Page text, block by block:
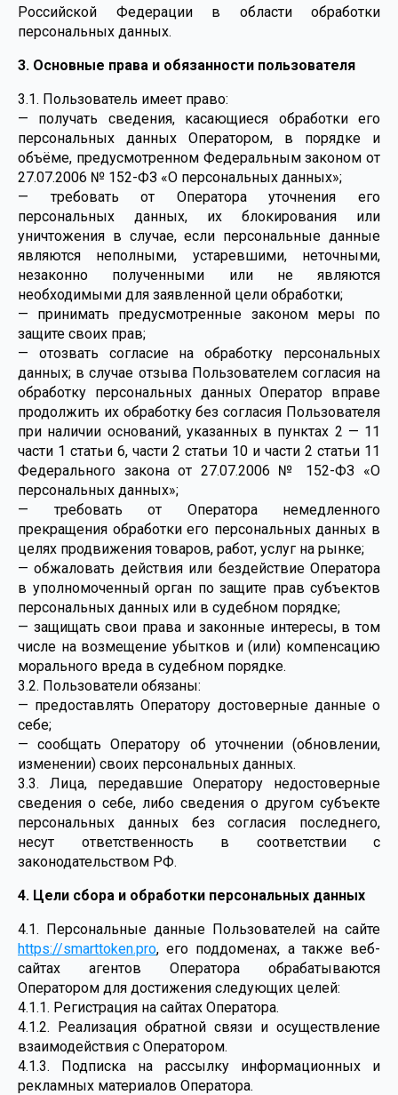
Российской Федерации в области обработки
персональных данных.
3. Основные права и обязанности пользователя
3.1. Пользователь имеет право:
— получать сведения, касающиеся обработки его
персональных данных Оператором, в порядке и
объёме, предусмотренном Федеральным законом от
27.07.2006 № 152-ФЗ «О персональных данных»;
— требовать от Оператора уточнения его
персональных данных, их блокирования или
уничтожения в случае, если персональные данные
являются неполными, устаревшими, неточными,
незаконно полученными или не являются
необходимыми для заявленной цели обработки;
— принимать предусмотренные законом меры по
защите своих прав;
— отозвать согласие на обработку персональных
данных; в случае отзыва Пользователем согласия на
обработку персональных данных Оператор вправе
продолжить их обработку без согласия Пользователя
при наличии оснований, указанных в пунктах 2 — 11
части 1 статьи 6, части 2 статьи 10 и части 2 статьи 11
Федерального закона от 27.07.2006 № 152-ФЗ «О
персональных данных»;
— требовать от Оператора немедленного
прекращения обработки его персональных данных в
целях продвижения товаров, работ, услуг на рынке;
— обжаловать действия или бездействие Оператора
в уполномоченный орган по защите прав субъектов
персональных данных или в судебном порядке;
— защищать свои права и законные интересы, в том
числе на возмещение убытков и (или) компенсацию
морального вреда в судебном порядке.
3.2. Пользователи обязаны:
— предоставлять Оператору достоверные данные о
себе;
— сообщать Оператору об уточнении (обновлении,
изменении) своих персональных данных.
3.3. Лица, передавшие Оператору недостоверные
сведения о себе, либо сведения о другом субъекте
персональных данных без согласия последнего,
несут ответственность в соответствии с
законодательством РФ.
4. Цели сбора и обработки персональных данных
4.1. Персональные данные Пользователей на сайте
https://smarttoken.pro, его поддоменах, а также веб-
сайтах агентов Оператора обрабатываются
Оператором для достижения следующих целей:
4.1.1. Регистрация на сайтах Оператора.
4.1.2. Реализация обратной связи и осуществление
взаимодействия с Оператором.
4.1.3. Подписка на рассылку информационных и
рекламных материалов Оператора.